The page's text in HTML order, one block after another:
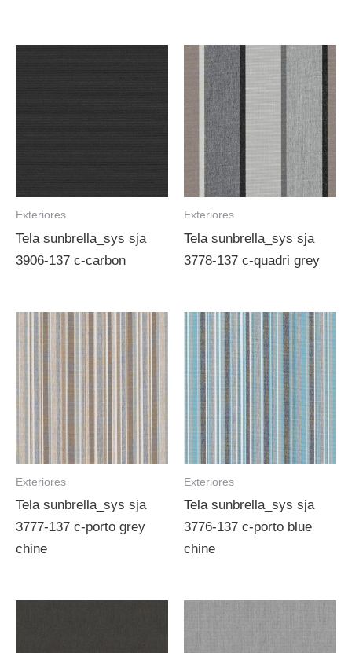
Exteriores
Tela sunbrella_sys sja
3906-137 c-carbon
Exteriores
Tela sunbrella_sys sja
3778-137 c-quadri grey
Exteriores
Tela sunbrella_sys sja
3777-137 c-porto grey
chine
Exteriores
Tela sunbrella_sys sja
3776-137 c-porto blue
chine